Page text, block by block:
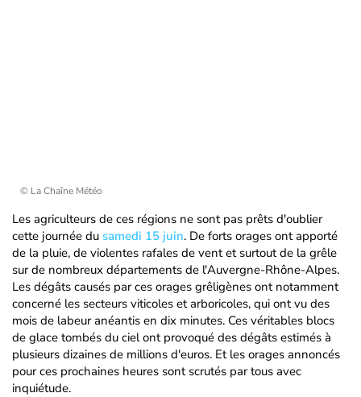
© La Chaîne Météo
Les agriculteurs de ces régions ne sont pas prêts d'oublier
cette journée du samedi 15 juin. De forts orages ont apporté
de la pluie, de violentes rafales de vent et surtout de la grêle
sur de nombreux départements de l'Auvergne-Rhône-Alpes.
Les dégâts causés par ces orages grêligènes ont notamment
concerné les secteurs viticoles et arboricoles, qui ont vu des
mois de labeur anéantis en dix minutes. Ces véritables blocs
de glace tombés du ciel ont provoqué des dégâts estimés à
plusieurs dizaines de millions d'euros. Et les orages annoncés
pour ces prochaines heures sont scrutés par tous avec
inquiétude.